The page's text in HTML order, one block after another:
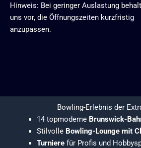
Hinweis: Bei geringer Auslastung
uns vor, die Öffnungszeiten kurzfristig
anzupassen.
Bowling-Erlebnis der
14 topmoderne Brunswick-
Stilvolle Bowling-Lounge mit
Turnierefür Profis und